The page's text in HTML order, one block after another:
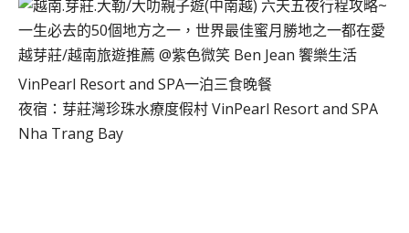
VinPearl Resort and SPA一泊三食晚餐
夜宿：芽莊灣珍珠水療度假村 VinPearl Resort and SPA
Nha Trang Bay